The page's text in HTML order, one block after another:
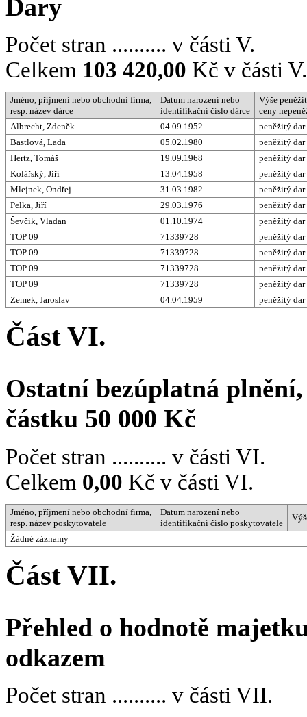
Dary
Počet stran .......... v části V.
Celkem 103 420,00 Kč v části V.
Jméno, příjmení nebo obchodní firma,
resp. název dárce
Datum narození nebo
identifikační číslo dárce
Výše
ceny
Albrecht, Zdeněk
04.09.1952
peněžitý
Bastlová, Lada
05.02.1980
peněžitý
Hertz, Tomáš
19.09.1968
peněžitý
Kolářský, Jiří
13.04.1958
peněžitý
Mlejnek, Ondřej
31.03.1982
peněžitý
Pelka, Jiří
29.03.1976
peněžitý
Ševčík, Vladan
01.10.1974
peněžitý
TOP 09
71339728
peněžitý
TOP 09
71339728
peněžitý
TOP 09
71339728
peněžitý
TOP 09
71339728
peněžitý
Zemek, Jaroslav
04.04.1959 peněžitý
Část VI.
Ostatní bezúplatná
částku 50 000 Kč
Počet stran .......... v části VI.
Celkem 0,00 Kč v části VI.
Jméno, příjmení nebo obchodní firma,
resp. název poskytovatele
Datum narození nebo
identifikační číslo poskytovatele
Žádné záznamy
Část VII.
Přehled o hodnotě
odkazem
Počet stran .......... v části VII.